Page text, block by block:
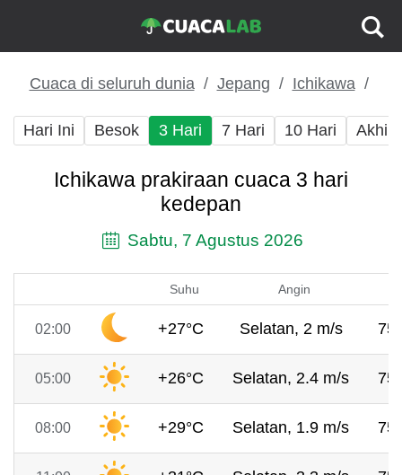
Cuaca di seluruh dunia Jepang Ichikawa
Hari Ini Besok 3 Hari 7 Hari 10 Hari Akhir
Ichikawa prakiraan cuaca 3 hari
kedepan
Sabtu, 7 Agustus 2026
Suhu Angin
02:00 +27°C Selatan, 2 m/s
05:00 +26°C Selatan, 2.4 m/s
08:00 +29°C Selatan, 1.9 m/s